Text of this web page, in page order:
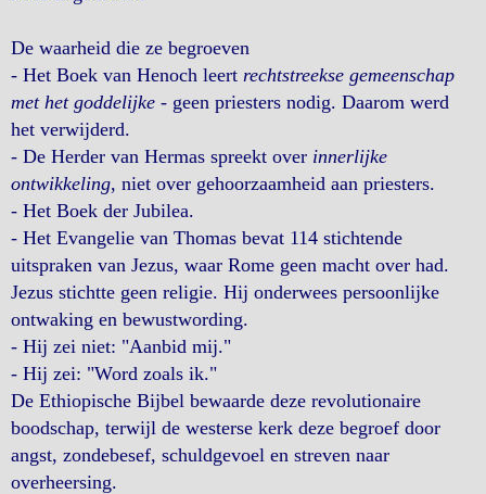
De waarheid die ze begroeven
- Het Boek van Henoch leert rechtstreekse gemeenschap
met het goddelijke - geen priesters nodig. Daarom werd
het verwijderd.
- De Herder van Hermas spreekt over innerlijke
ontwikkeling, niet over gehoorzaamheid aan priesters.
- Het Boek der Jubilea.
- Het Evangelie van Thomas bevat 114 stichtende
uitspraken van Jezus, waar Rome geen macht over had.
Jezus stichtte geen religie. Hij onderwees persoonlijke
ontwaking en bewustwording.
- Hij zei niet: "Aanbid mij."
- Hij zei: "Word zoals ik."
De Ethiopische Bijbel bewaarde deze revolutionaire
boodschap, terwijl de westerse kerk deze begroef door
angst, zondebesef, schuldgevoel en streven naar
overheersing.